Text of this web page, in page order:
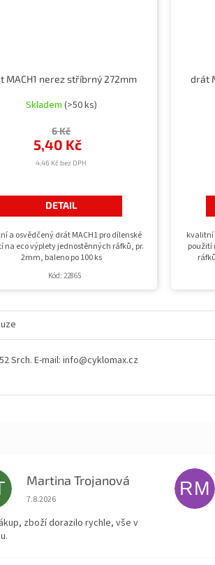
MACH1 nerez stříbrný 272mm
Skladem (>50 ks)
4,46 Kč bez DPH
5,40 Kč
6 Kč
DETAIL
a osvědčený drát MACH1 pro dílenské
na eco výplety jednostěnných ráfků, pr.
2mm, baleno po 100 ks
Kód:22865
drát
kvalitní
použití
Srch. E-mail: info@cyklomax.cz
Martina Trojanová
Hodnocení obchodu je 5 z 5 hvězdiček.
7.8.2026
zboží dorazilo rychle, vše v
RM